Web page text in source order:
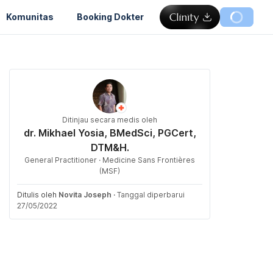
Komunitas Booking Dokter
Ditinjau secara medis oleh
dr. Mikhael Yosia, BMedSci, PGCert,
DTM&H.
General Practitioner · Medicine Sans Frontières
(MSF)
Ditulis oleh Novita Joseph · Tanggal diperbarui
27/05/2022